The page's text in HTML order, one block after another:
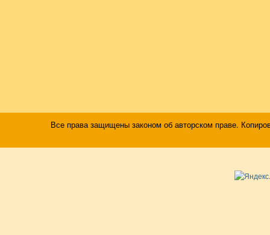
Все права защищены законом об авторском праве.